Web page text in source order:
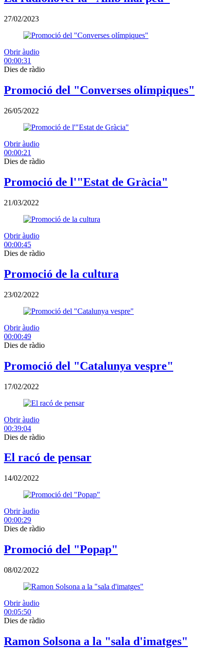
27/02/2023
Obrir àudio
00:00:31
Dies de ràdio
Promoció del "Converses olímpiques"
26/05/2022
Obrir àudio
00:00:21
Dies de ràdio
Promoció de l'"Estat de Gràcia"
21/03/2022
Obrir àudio
00:00:45
Dies de ràdio
Promoció de la cultura
23/02/2022
Obrir àudio
00:00:49
Dies de ràdio
Promoció del "Catalunya vespre"
17/02/2022
Obrir àudio
00:39:04
Dies de ràdio
El racó de pensar
14/02/2022
Obrir àudio
00:00:29
Dies de ràdio
Promoció del "Popap"
08/02/2022
Obrir àudio
00:05:50
Dies de ràdio
Ramon Solsona a la "sala d'imatges"